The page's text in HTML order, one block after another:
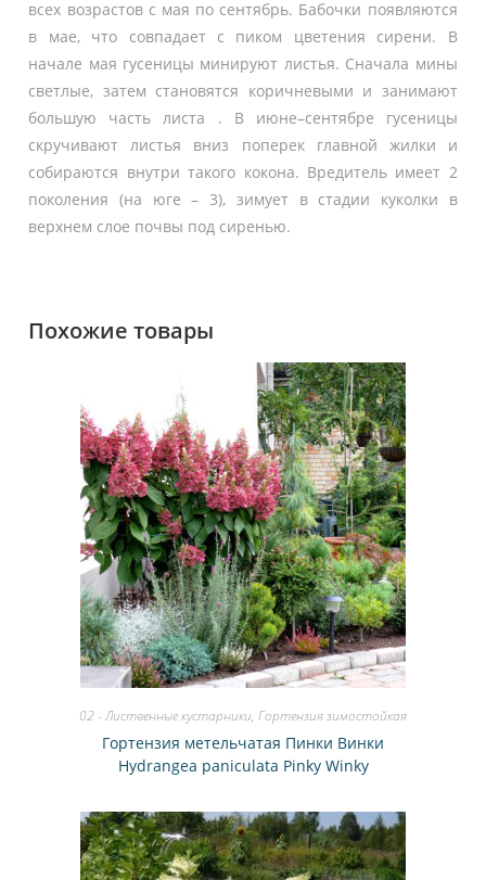
всех возрастов с мая по сентябрь. Бабочки появляются
в мае, что совпадает с пиком цветения сирени. В
начале мая гусеницы минируют листья. Сначала мины
светлые, затем становятся коричневыми и занимают
большую часть листа . В июне–сентябре гусеницы
скручивают листья вниз поперек главной жилки и
собираются внутри такого кокона. Вредитель имеет 2
поколения (на юге – 3), зимует в стадии куколки в
верхнем слое почвы под сиренью.
Похожие товары
02 - Лиственные кустарники, Гортензия зимостойкая
Гортензия метельчатая Пинки Винки
Hydrangea paniculata Pinky Winky